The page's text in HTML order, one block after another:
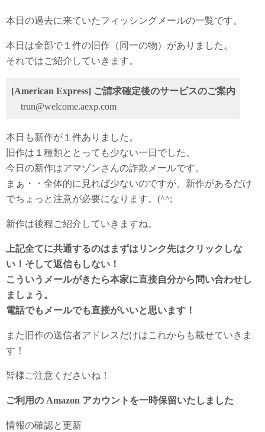
本日の過去に来ていたフィッシングメールの一覧です。
本日は全部で１件の旧作（同一の物）がありました。
それではご紹介していきます。
[American Express] ご請求確定後のサービスのご案内
trun@welcome.aexp.com
本日も新作が１件ありました。
旧作は１種類ととっても少ない一日でした。
今日の新作はアマゾンさんの詐欺メールです。
まぁ・・全体的に見れば少ないのですが、新作があるだけ
でちょっと注意が必要になります。(^^;
新作は後程ご紹介していきますね。
上記全てに共通するのはまずはリンク先はクリックしな
い！そして返信もしない！
こういうメールがきたら本家に直接自分から問い合わせし
ましょう。
電話でもメールでも直接がいいと思います！
また旧作の送信者アドレスだけはこれからも載せていきま
す！
皆様ご注意くださいね！
ご利用の Amazon アカウントを一時保留いたしました
情報の確認と更新